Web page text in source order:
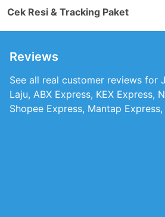
Cek Resi & Tracking Paket
Reviews
See all real customer reviews for
Laju, ABX Express, KEX Express,
Shopee Express, Mantap